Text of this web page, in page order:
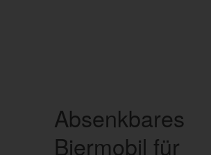
Absenkbares
Biermobil für